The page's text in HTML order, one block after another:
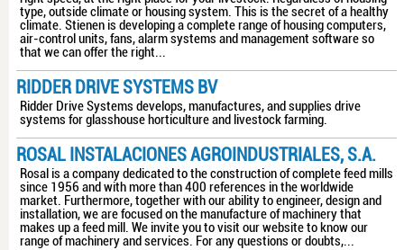
type, outside climate or housing system. This is the secret of a healthy
climate. Stienen is developing a complete range of housing computers,
air-control units, fans, alarm systems and management software so
that we can offer the right...
RIDDER DRIVE SYSTEMS BV
Ridder Drive Systems develops, manufactures, and supplies drive
systems for glasshouse horticulture and livestock farming.
ROSAL INSTALACIONES AGROINDUSTRIALES, S.A.
Rosal is a company dedicated to the construction of complete feed mills
since 1956 and with more than 400 references in the worldwide
market. Furthermore, together with our ability to engineer, design and
installation, we are focused on the manufacture of machinery that
makes up a feed mill. We invite you to visit our website to know our
range of machinery and services. For any questions or doubts,...